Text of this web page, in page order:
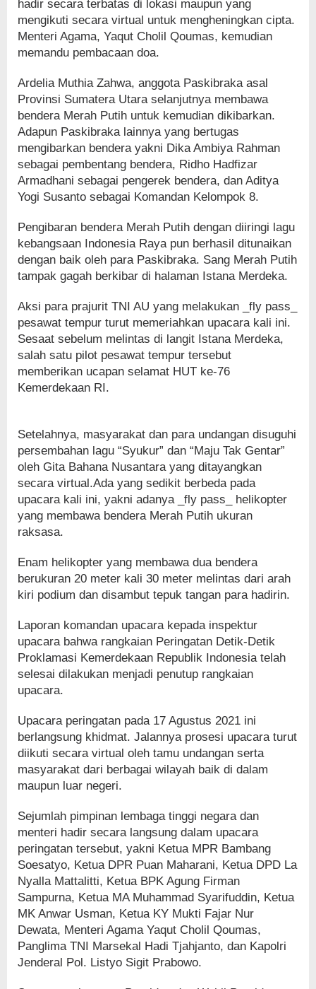
hadir secara terbatas di lokasi maupun yang
mengikuti secara virtual untuk mengheningkan cipta.
Menteri Agama, Yaqut Cholil Qoumas, kemudian
memandu pembacaan doa.
Ardelia Muthia Zahwa, anggota Paskibraka asal
Provinsi Sumatera Utara selanjutnya membawa
bendera Merah Putih untuk kemudian dikibarkan.
Adapun Paskibraka lainnya yang bertugas
mengibarkan bendera yakni Dika Ambiya Rahman
sebagai pembentang bendera, Ridho Hadfizar
Armadhani sebagai pengerek bendera, dan Aditya
Yogi Susanto sebagai Komandan Kelompok 8.
Pengibaran bendera Merah Putih dengan diiringi lagu
kebangsaan Indonesia Raya pun berhasil ditunaikan
dengan baik oleh para Paskibraka. Sang Merah Putih
tampak gagah berkibar di halaman Istana Merdeka.
Aksi para prajurit TNI AU yang melakukan _fly pass_
pesawat tempur turut memeriahkan upacara kali ini.
Sesaat sebelum melintas di langit Istana Merdeka,
salah satu pilot pesawat tempur tersebut
memberikan ucapan selamat HUT ke-76
Kemerdekaan RI.
Setelahnya, masyarakat dan para undangan disuguhi
persembahan lagu “Syukur” dan “Maju Tak Gentar”
oleh Gita Bahana Nusantara yang ditayangkan
secara virtual.Ada yang sedikit berbeda pada
upacara kali ini, yakni adanya _fly pass_ helikopter
yang membawa bendera Merah Putih ukuran
raksasa.
Enam helikopter yang membawa dua bendera
berukuran 20 meter kali 30 meter melintas dari arah
kiri podium dan disambut tepuk tangan para hadirin.
Laporan komandan upacara kepada inspektur
upacara bahwa rangkaian Peringatan Detik-Detik
Proklamasi Kemerdekaan Republik Indonesia telah
selesai dilakukan menjadi penutup rangkaian
upacara.
Upacara peringatan pada 17 Agustus 2021 ini
berlangsung khidmat. Jalannya prosesi upacara turut
diikuti secara virtual oleh tamu undangan serta
masyarakat dari berbagai wilayah baik di dalam
maupun luar negeri.
Sejumlah pimpinan lembaga tinggi negara dan
menteri hadir secara langsung dalam upacara
peringatan tersebut, yakni Ketua MPR Bambang
Soesatyo, Ketua DPR Puan Maharani, Ketua DPD ‎La
Nyalla Mattalitti‎, Ketua BPK Agung Firman
Sampurna, Ketua MA Muhammad Syarifuddin, Ketua
MK Anwar Usman, Ketua KY Mukti Fajar Nur
Dewata, Menteri Agama Yaqut Cholil Qoumas,
Panglima TNI Marsekal Hadi Tjahjanto, dan Kapolri
Jenderal Pol. Listyo Sigit Prabowo.